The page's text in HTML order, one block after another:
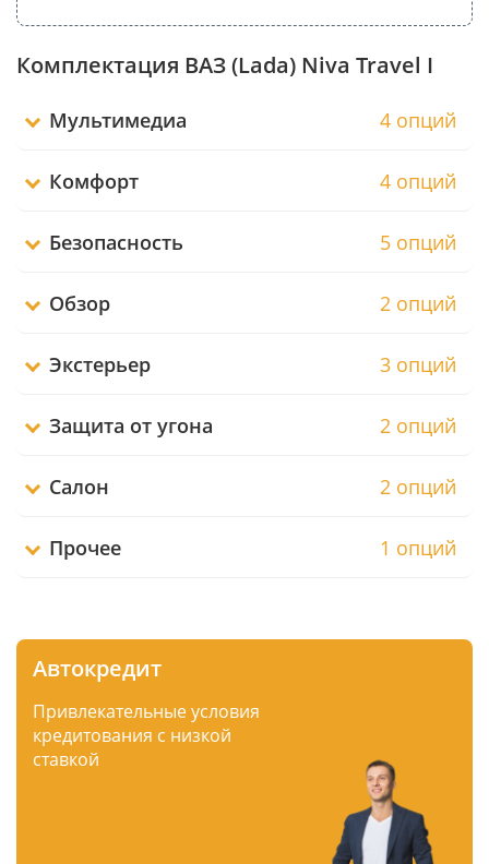
Комплектация ВАЗ (Lada) Niva Travel I
Мультимедиа 4 опций
Комфорт 4 опций
Безопасность 5 опций
Обзор 2 опций
Экстерьер 3 опций
Защита от угона 2 опций
Салон 2 опций
Прочее 1 опций
Автокредит
Привлекательные условия
кредитования с низкой
ставкой